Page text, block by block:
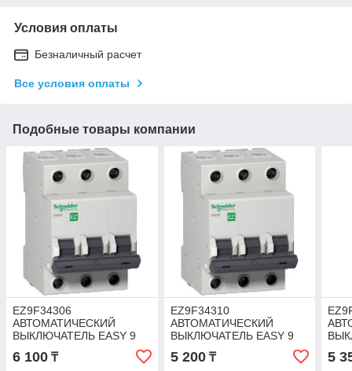
Условия оплаты
Безналичный расчет
Все условия оплаты
Подобные товары компании
EZ9F34306
АВТОМАТИЧЕСКИЙ
ВЫКЛЮЧАТЕЛЬ EASY 9
3П 6А С 4,5кА 400В
6 100 ₸
EZ9F34310
АВТОМАТИЧЕСКИЙ
ВЫКЛЮЧАТЕЛЬ EASY 9
3П 10А С 4,5кА 400В
5 200₸ 5